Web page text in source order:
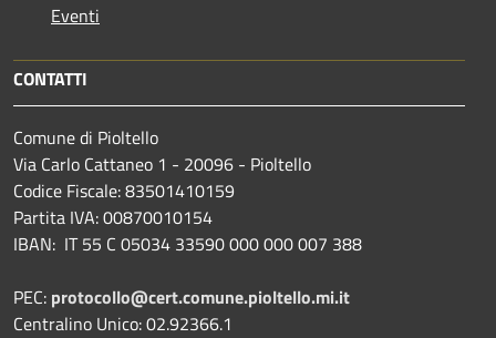
Eventi
CONTATTI
Comune di Pioltello
Via Carlo Cattaneo 1 - 20096 - Pioltello
Codice Fiscale: 83501410159
Partita IVA: 00870010154
IBAN: IT 55 C 05034 33590 000 000 007 388
PEC: protocollo@cert.comune.pioltello.mi.it
Centralino Unico: 02.92366.1